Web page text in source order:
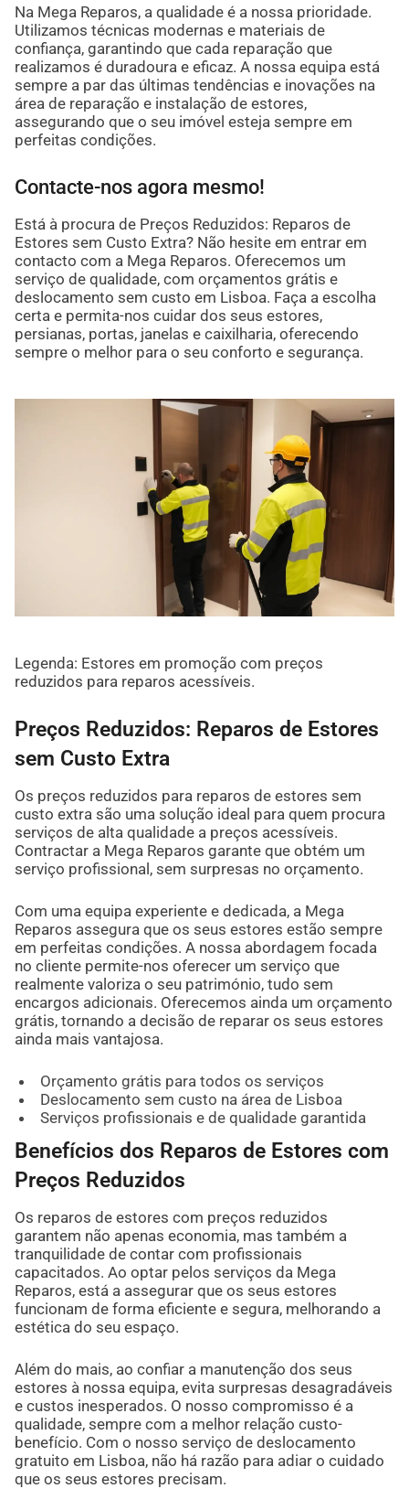
Na Mega Reparos, a qualidade é a nossa prioridade.
Utilizamos técnicas modernas e materiais de
confiança, garantindo que cada reparação que
realizamos é duradoura e eficaz. A nossa equipa está
sempre a par das últimas tendências e inovações na
área de reparação e instalação de estores,
assegurando que o seu imóvel esteja sempre em
perfeitas condições.
Contacte-nos agora mesmo!
Está à procura de Preços Reduzidos: Reparos de
Estores sem Custo Extra? Não hesite em entrar em
contacto com a Mega Reparos. Oferecemos um
serviço de qualidade, com orçamentos grátis e
deslocamento sem custo em Lisboa. Faça a escolha
certa e permita-nos cuidar dos seus estores,
persianas, portas, janelas e caixilharia, oferecendo
sempre o melhor para o seu conforto e segurança.
Legenda: Estores em promoção com preços
reduzidos para reparos acessíveis.
Preços Reduzidos: Reparos de Estores
sem Custo Extra
Os preços reduzidos para reparos de estores sem
custo extra são uma solução ideal para quem procura
serviços de alta qualidade a preços acessíveis.
Contractar a Mega Reparos garante que obtém um
serviço profissional, sem surpresas no orçamento.
Com uma equipa experiente e dedicada, a Mega
Reparos assegura que os seus estores estão sempre
em perfeitas condições. A nossa abordagem focada
no cliente permite-nos oferecer um serviço que
realmente valoriza o seu património, tudo sem
encargos adicionais. Oferecemos ainda um orçamento
grátis, tornando a decisão de reparar os seus estores
ainda mais vantajosa.
Orçamento grátis para todos os serviços
Deslocamento sem custo na área de Lisboa
Serviços profissionais e de qualidade garantida
Benefícios dos Reparos de Estores com
Preços Reduzidos
Os reparos de estores com preços reduzidos
garantem não apenas economia, mas também a
tranquilidade de contar com profissionais
capacitados. Ao optar pelos serviços da Mega
Reparos, está a assegurar que os seus estores
funcionam de forma eficiente e segura, melhorando a
estética do seu espaço.
Além do mais, ao confiar a manutenção dos seus
estores à nossa equipa, evita surpresas desagradáveis
e custos inesperados. O nosso compromisso é a
qualidade, sempre com a melhor relação custo-
benefício. Com o nosso serviço de deslocamento
gratuito em Lisboa, não há razão para adiar o cuidado
que os seus estores precisam.